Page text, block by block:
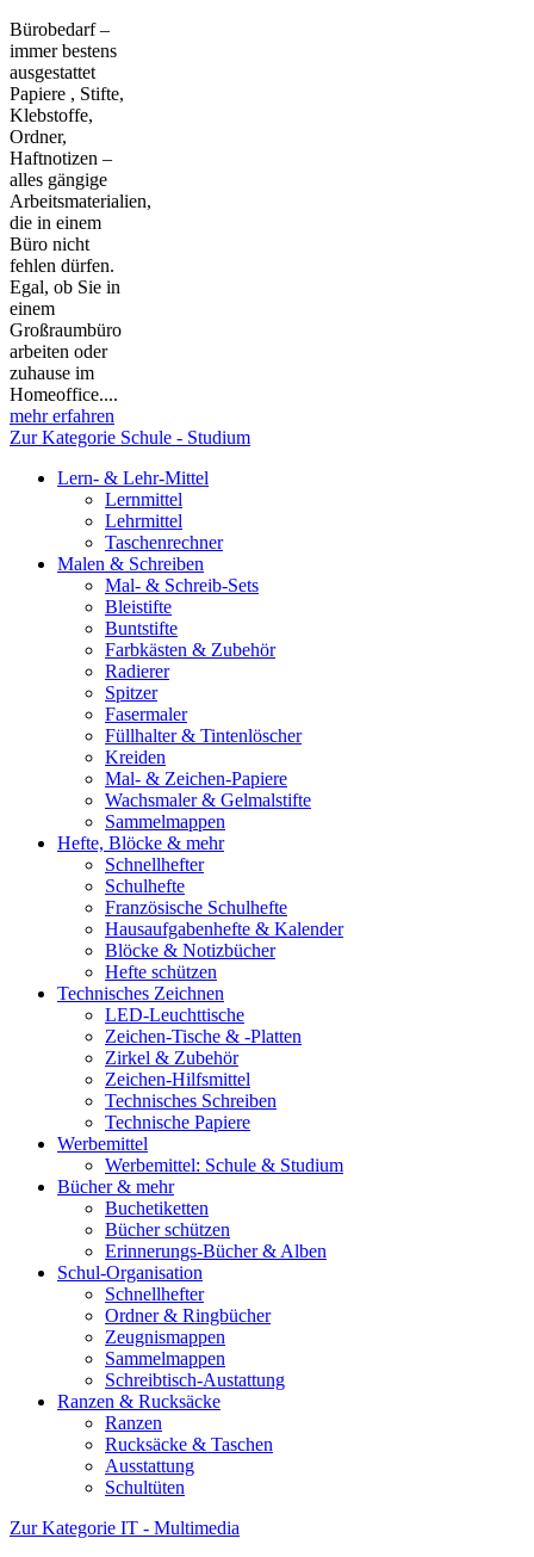
Bürobedarf –
immer bestens
ausgestattet
Papiere , Stifte,
Klebstoffe,
Ordner,
Haftnotizen –
alles gängige
Arbeitsmaterialien,
die in einem
Büro nicht
fehlen dürfen.
Egal, ob Sie in
einem
Großraumbüro
arbeiten oder
zuhause im
Homeoffice....
mehr erfahren
Zur Kategorie Schule - Studium
Lern- & Lehr-Mittel
Lernmittel
Lehrmittel
Taschenrechner
Malen & Schreiben
Mal- & Schreib-Sets
Bleistifte
Buntstifte
Farbkästen & Zubehör
Radierer
Spitzer
Fasermaler
Füllhalter & Tintenlöscher
Kreiden
Mal- & Zeichen-Papiere
Wachsmaler & Gelmalstifte
Sammelmappen
Hefte, Blöcke & mehr
Schnellhefter
Schulhefte
Französische Schulhefte
Hausaufgabenhefte & Kalender
Blöcke & Notizbücher
Hefte schützen
Technisches Zeichnen
LED-Leuchttische
Zeichen-Tische & -Platten
Zirkel & Zubehör
Zeichen-Hilfsmittel
Technisches Schreiben
Technische Papiere
Werbemittel
Werbemittel: Schule & Studium
Bücher & mehr
Buchetiketten
Bücher schützen
Erinnerungs-Bücher & Alben
Schul-Organisation
Schnellhefter
Ordner & Ringbücher
Zeugnismappen
Sammelmappen
Schreibtisch-Austattung
Ranzen & Rucksäcke
Ranzen
Rucksäcke & Taschen
Ausstattung
Schultüten
Zur Kategorie IT - Multimedia